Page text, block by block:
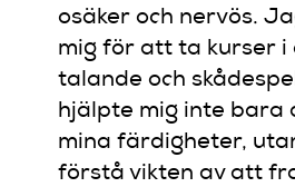
osäker och nervös.
mig för att ta kurser
talande och
hjälpte mig inte
mina färdigheter,
förstå vikten av att